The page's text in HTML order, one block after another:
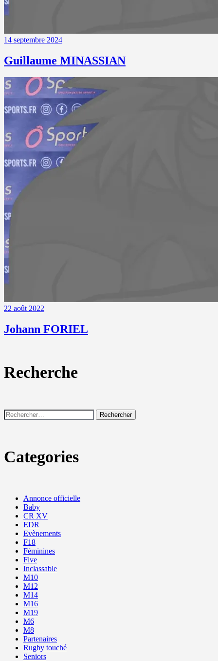
14 septembre 2024
Guillaume MINASSIAN
22 août 2022
Johann FORIEL
Recherche
Rechercher :
Categories
Annonce officielle
Baby
CR XV
EDR
Evènements
F18
Féminines
Five
Inclassable
M10
M12
M14
M16
M19
M6
M8
Partenaires
Rugby touché
Seniors